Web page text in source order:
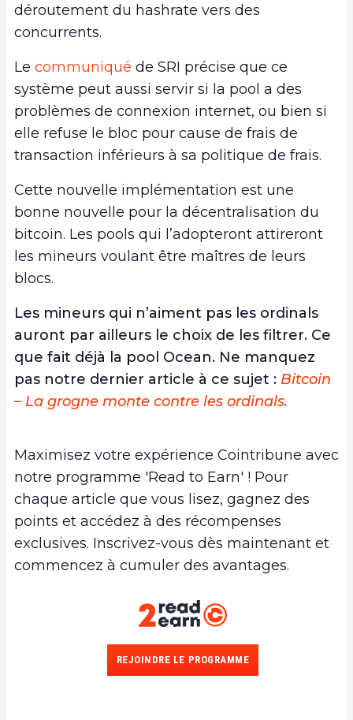
déroutement du hashrate vers des
concurrents.
Le communiqué de SRI précise que ce
système peut aussi servir si la pool a des
problèmes de connexion internet, ou bien si
elle refuse le bloc pour cause de frais de
transaction inférieurs à sa politique de frais.
Cette nouvelle implémentation est une
bonne nouvelle pour la décentralisation du
bitcoin. Les pools qui l’adopteront attireront
les mineurs voulant être maîtres de leurs
blocs.
Les mineurs qui n’aiment pas les ordinals
auront par ailleurs le choix de les filtrer. Ce
que fait déjà la pool Ocean. Ne manquez
pas notre dernier article à ce sujet : Bitcoin
– La grogne monte contre les ordinals.
Maximisez votre expérience Cointribune avec
notre programme 'Read to Earn' ! Pour
chaque article que vous lisez, gagnez des
points et accédez à des récompenses
exclusives. Inscrivez-vous dès maintenant et
commencez à cumuler des avantages.
REJOINDRE LE PROGRAMME